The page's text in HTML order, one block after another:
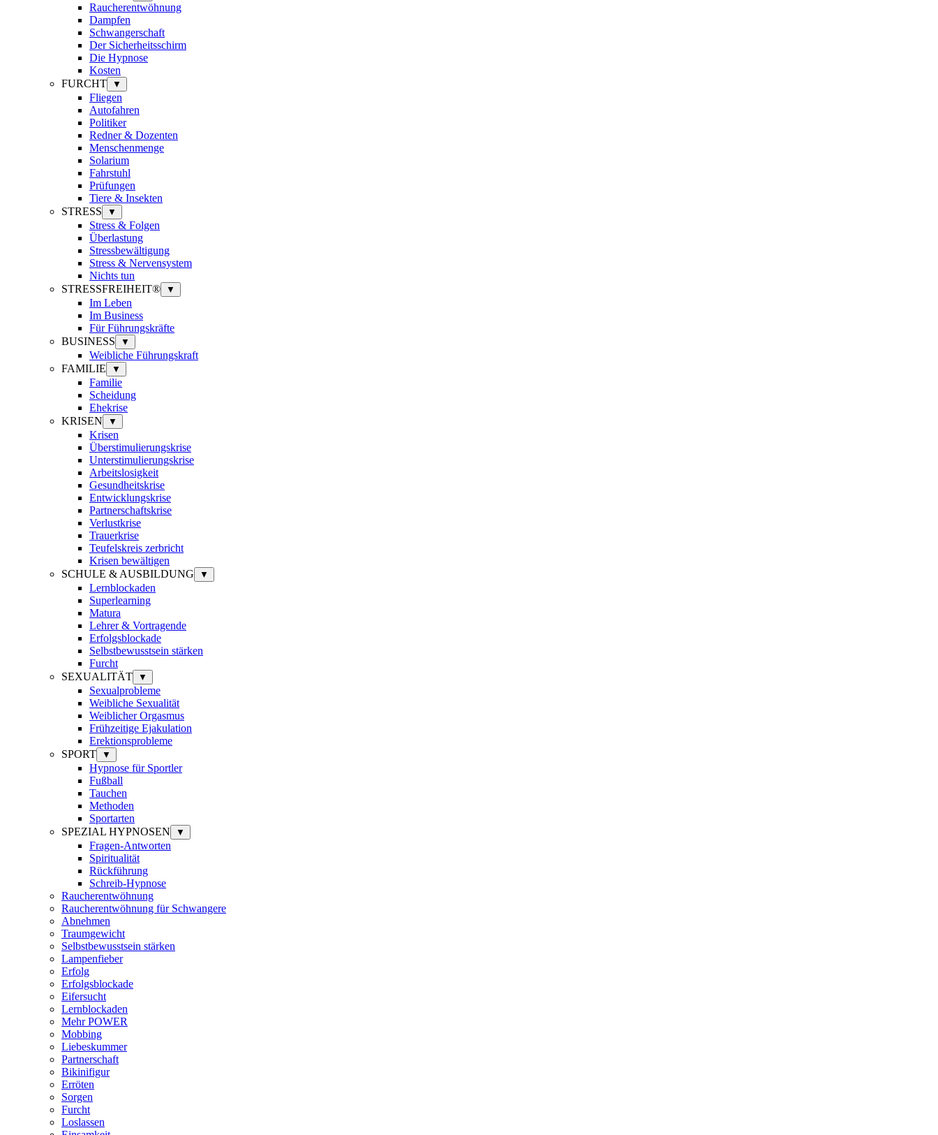
Raucherentwöhnung
Dampfen
Schwangerschaft
Der Sicherheitsschirm
Die Hypnose
Kosten
FURCHT
▼
Fliegen
Autofahren
Politiker
Redner & Dozenten
Menschenmenge
Solarium
Fahrstuhl
Prüfungen
Tiere & Insekten
STRESS
▼
Stress & Folgen
Überlastung
Stressbewältigung
Stress & Nervensystem
Nichts tun
STRESSFREIHEIT®
▼
Im Leben
Im Business
Für Führungskräfte
BUSINESS
▼
Weibliche Führungskraft
FAMILIE
▼
Familie
Scheidung
Ehekrise
KRISEN
▼
Krisen
Überstimulierungskrise
Unterstimulierungskrise
Arbeitslosigkeit
Gesundheitskrise
Entwicklungskrise
Partnerschaftskrise
Verlustkrise
Trauerkrise
Teufelskreis zerbricht
Krisen bewältigen
SCHULE & AUSBILDUNG
▼
Lernblockaden
Superlearning
Matura
Lehrer & Vortragende
Erfolgsblockade
Selbstbewusstsein stärken
Furcht
SEXUALITÄT
▼
Sexualprobleme
Weibliche Sexualität
Weiblicher Orgasmus
Frühzeitige Ejakulation
Erektionsprobleme
SPORT
▼
Hypnose für Sportler
Fußball
Tauchen
Methoden
Sportarten
SPEZIAL HYPNOSEN
▼
Fragen-Antworten
Spiritualität
Rückführung
Schreib-Hypnose
Raucherentwöhnung
Raucherentwöhnung für Schwangere
Abnehmen
Traumgewicht
Selbstbewusstsein stärken
Lampenfieber
Erfolg
Erfolgsblockade
Eifersucht
Lernblockaden
Mehr POWER
Mobbing
Liebeskummer
Partnerschaft
Bikinifigur
Erröten
Sorgen
Furcht
Loslassen